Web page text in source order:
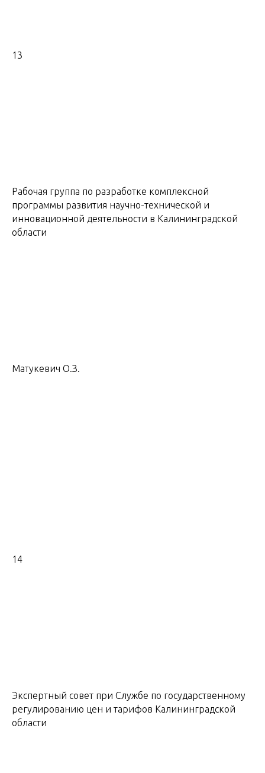
13
Рабочая группа по разработке комплексной
программы развития научно-технической и
инновационной деятельности в Калининградской
области
Матукевич О.З.
14
Экспертный совет при Службе по государственному
регулированию цен и тарифов Калининградской
области